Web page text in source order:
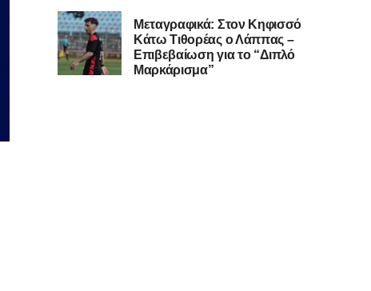
Μεταγραφικά: Στον Κηφισσό
Κάτω Τιθορέας ο Λάππας –
Επιβεβαίωση για το “Διπλό
Μαρκάρισμα”